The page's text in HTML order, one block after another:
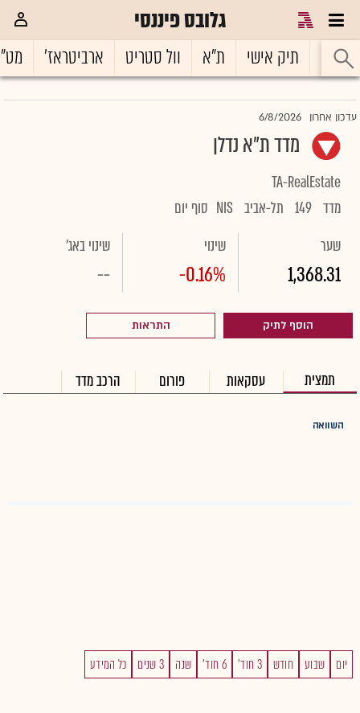
גלובס פיננסי
ראשי תיק אישי ת"א וול סטריט ארביטראז'
עדכון אחרון 6/8/2026
מדד ת"א נדלן
TA-RealEstate
מדד 149 תל-אביב NIS סוף יום
שער
1,368.31
שינוי
-0.16%
שינוי באג'
--
הוסף לתיק התראות
תמצית עסקאות פורום הרכב מדד
השוואה
יום שבוע חודש 3 חוד' 6 חוד' שנה 3 שנים כל המידע